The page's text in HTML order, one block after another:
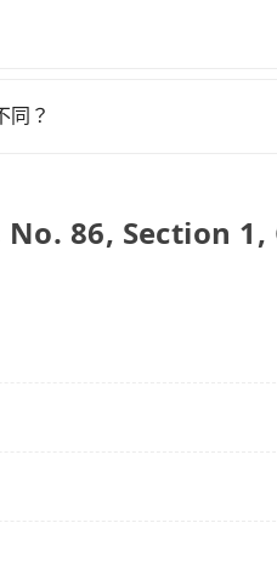
馬上來預約tripool！如果你
仍未被修理，每一次租車都
距離，在遇到下雨天或者載
計程車司機不按錶計費，約
掃墓、包車旅遊、參加喜
子收據。
將寵物抱出來或置於座椅上
同？
光、商務差旅等。 點到點包
B，會根據路線和里程來計算
No. 86, Section